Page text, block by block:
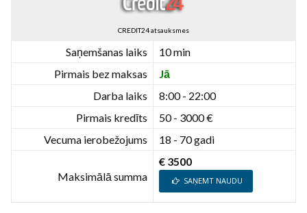
CREDIT24 atsauksmes
Saņemšanas laiks
10 min
Pirmais bez maksas
Jā
Darba laiks
8:00 - 22:00
Pirmais kredīts
50 - 3000 €
Vecuma ierobežojums
18 - 70 gadi
Maksimālā summa
€ 3500
SAŅEMT NAUDU